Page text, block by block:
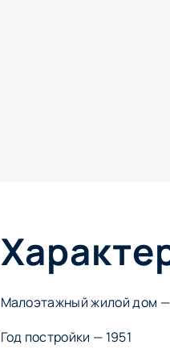
Малоэтажный жилой дом
Год постройки — 1951